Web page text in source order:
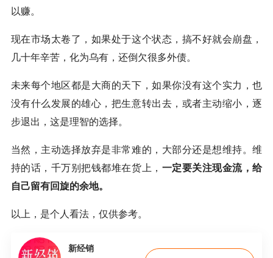
以赚。
现在市场太卷了，如果处于这个状态，搞不好就会崩盘，
几十年辛苦，化为乌有，还倒欠很多外债。
未来每个地区都是大商的天下，如果你没有这个实力，也
没有什么发展的雄心，把生意转出去，或者主动缩小，逐
步退出，这是理智的选择。
当然，主动选择放弃是非常难的，大部分还是想维持。维
持的话，千万别把钱都堆在货上， 一定要关注现金流，给
自己留有回旋的余地。
以上，是个人看法，仅供参考。
新经销